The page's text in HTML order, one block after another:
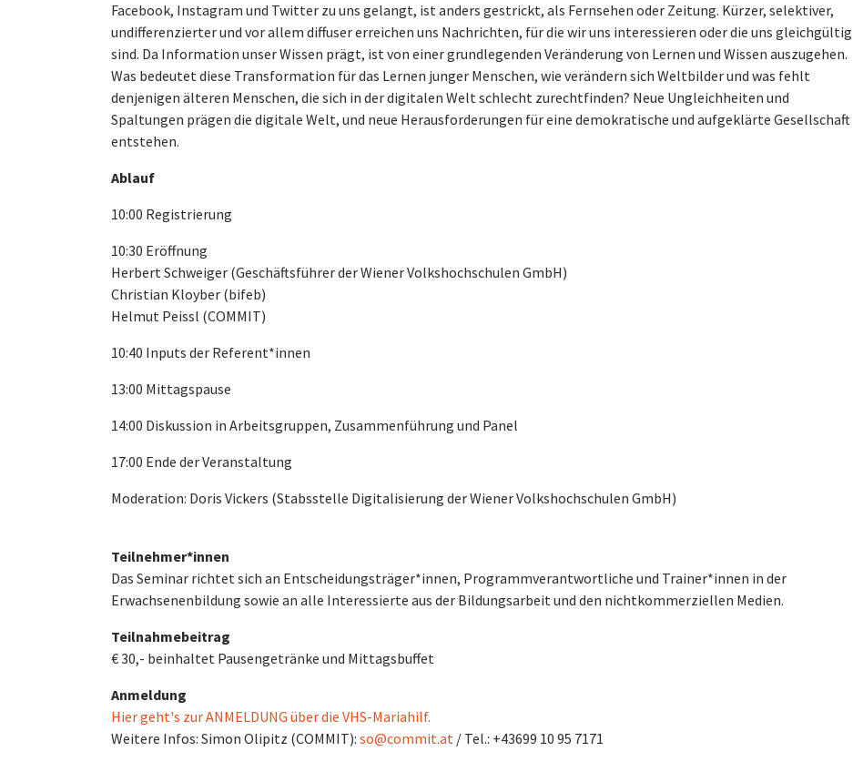
Facebook, Instagram und Twitter zu uns gelangt, ist anders gestrickt, als Fernsehen oder Zeitung. Kürzer, selektiver,
undifferenzierter und vor allem diffuser erreichen uns Nachrichten, für die wir uns interessieren oder die uns gleichgültig
sind. Da Information unser Wissen prägt, ist von einer grundlegenden Veränderung von Lernen und Wissen auszugehen.
Was bedeutet diese Transformation für das Lernen junger Menschen, wie verändern sich Weltbilder und was fehlt
denjenigen älteren Menschen, die sich in der digitalen Welt schlecht zurechtfinden? Neue Ungleichheiten und
Spaltungen prägen die digitale Welt, und neue Herausforderungen für eine demokratische und aufgeklärte Gesellschaft
entstehen.
Ablauf
10:00 Registrierung
10:30 Eröffnung
Herbert Schweiger (Geschäftsführer der Wiener Volkshochschulen GmbH)
Christian Kloyber (bifeb)
Helmut Peissl (COMMIT)
10:40 Inputs der Referent*innen
13:00 Mittagspause
14:00 Diskussion in Arbeitsgruppen, Zusammenführung und Panel
17:00 Ende der Veranstaltung
Moderation: Doris Vickers (Stabsstelle Digitalisierung der Wiener Volkshochschulen GmbH)
Teilnehmer*innen
Das Seminar richtet sich an Entscheidungsträger*innen, Programmverantwortliche und Trainer*innen in der
Erwachsenenbildung sowie an alle Interessierte aus der Bildungsarbeit und den nichtkommerziellen Medien.
Teilnahmebeitrag
€ 30,- beinhaltet Pausengetränke und Mittagsbuffet
Anmeldung
Hier geht's zur ANMELDUNG über die VHS-Mariahilf.
Weitere Infos: Simon Olipitz (COMMIT): so@commit.at / Tel.: +43699 10 95 7171